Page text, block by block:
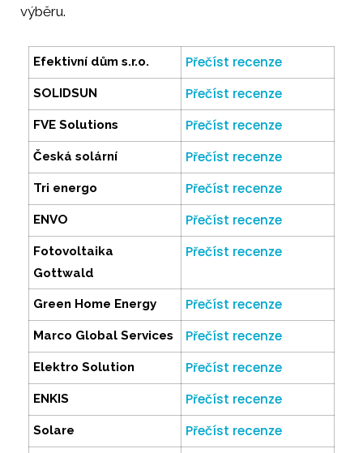
výběru.
Efektivní dům s.r.o. Přečíst recenze
SOLIDSUN Přečíst recenze
FVE Solutions Přečíst recenze
Česká solární Přečíst recenze
Tri energo Přečíst recenze
ENVO Přečíst recenze
Fotovoltaika
Gottwald
Přečíst recenze
Green Home Energy Přečíst recenze
Marco Global Services Přečíst recenze
Elektro Solution Přečíst recenze
ENKIS Přečíst recenze
Solare Přečíst recenze